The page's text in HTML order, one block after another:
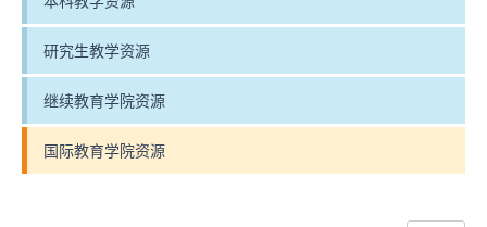
研究生教学资源
继续教育学院资源
国际教育学院资源